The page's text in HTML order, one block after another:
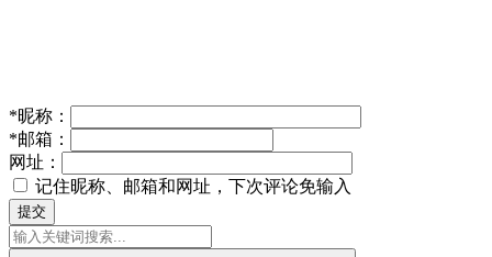
*昵称：
*邮箱：
网址：
记住昵称、邮箱和网址，下次评论免输入
提交